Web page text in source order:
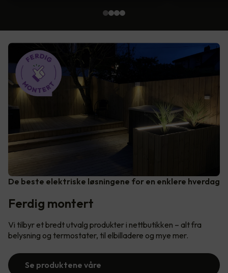
De beste elektriske løsningene for en enklere hverdag
Ferdig montert
Vi tilbyr et bredt utvalg produkter i nettbutikken – alt fra
belysning og termostater, til elbilladere og mye mer.
Se produktene våre